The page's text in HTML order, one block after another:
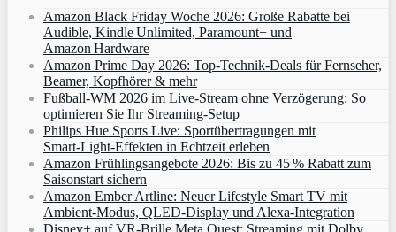
Amazon Black Friday Woche 2026: Große Rabatte bei
Audible, Kindle Unlimited, Paramount+ und
Amazon Hardware
Amazon Prime Day 2026: Top-Technik-Deals für Fernseher,
Beamer, Kopfhörer & mehr
Fußball-WM 2026 im Live-Stream ohne Verzögerung: So
optimieren Sie Ihr Streaming-Setup
Philips Hue Sports Live: Sportübertragungen mit
Smart‑Light‑Effekten in Echtzeit erleben
Amazon Frühlingsangebote 2026: Bis zu 45 % Rabatt zum
Saisonstart sichern
Amazon Ember Artline: Neuer Lifestyle Smart TV mit
Ambient‑Modus, QLED‑Display und Alexa‑Integration